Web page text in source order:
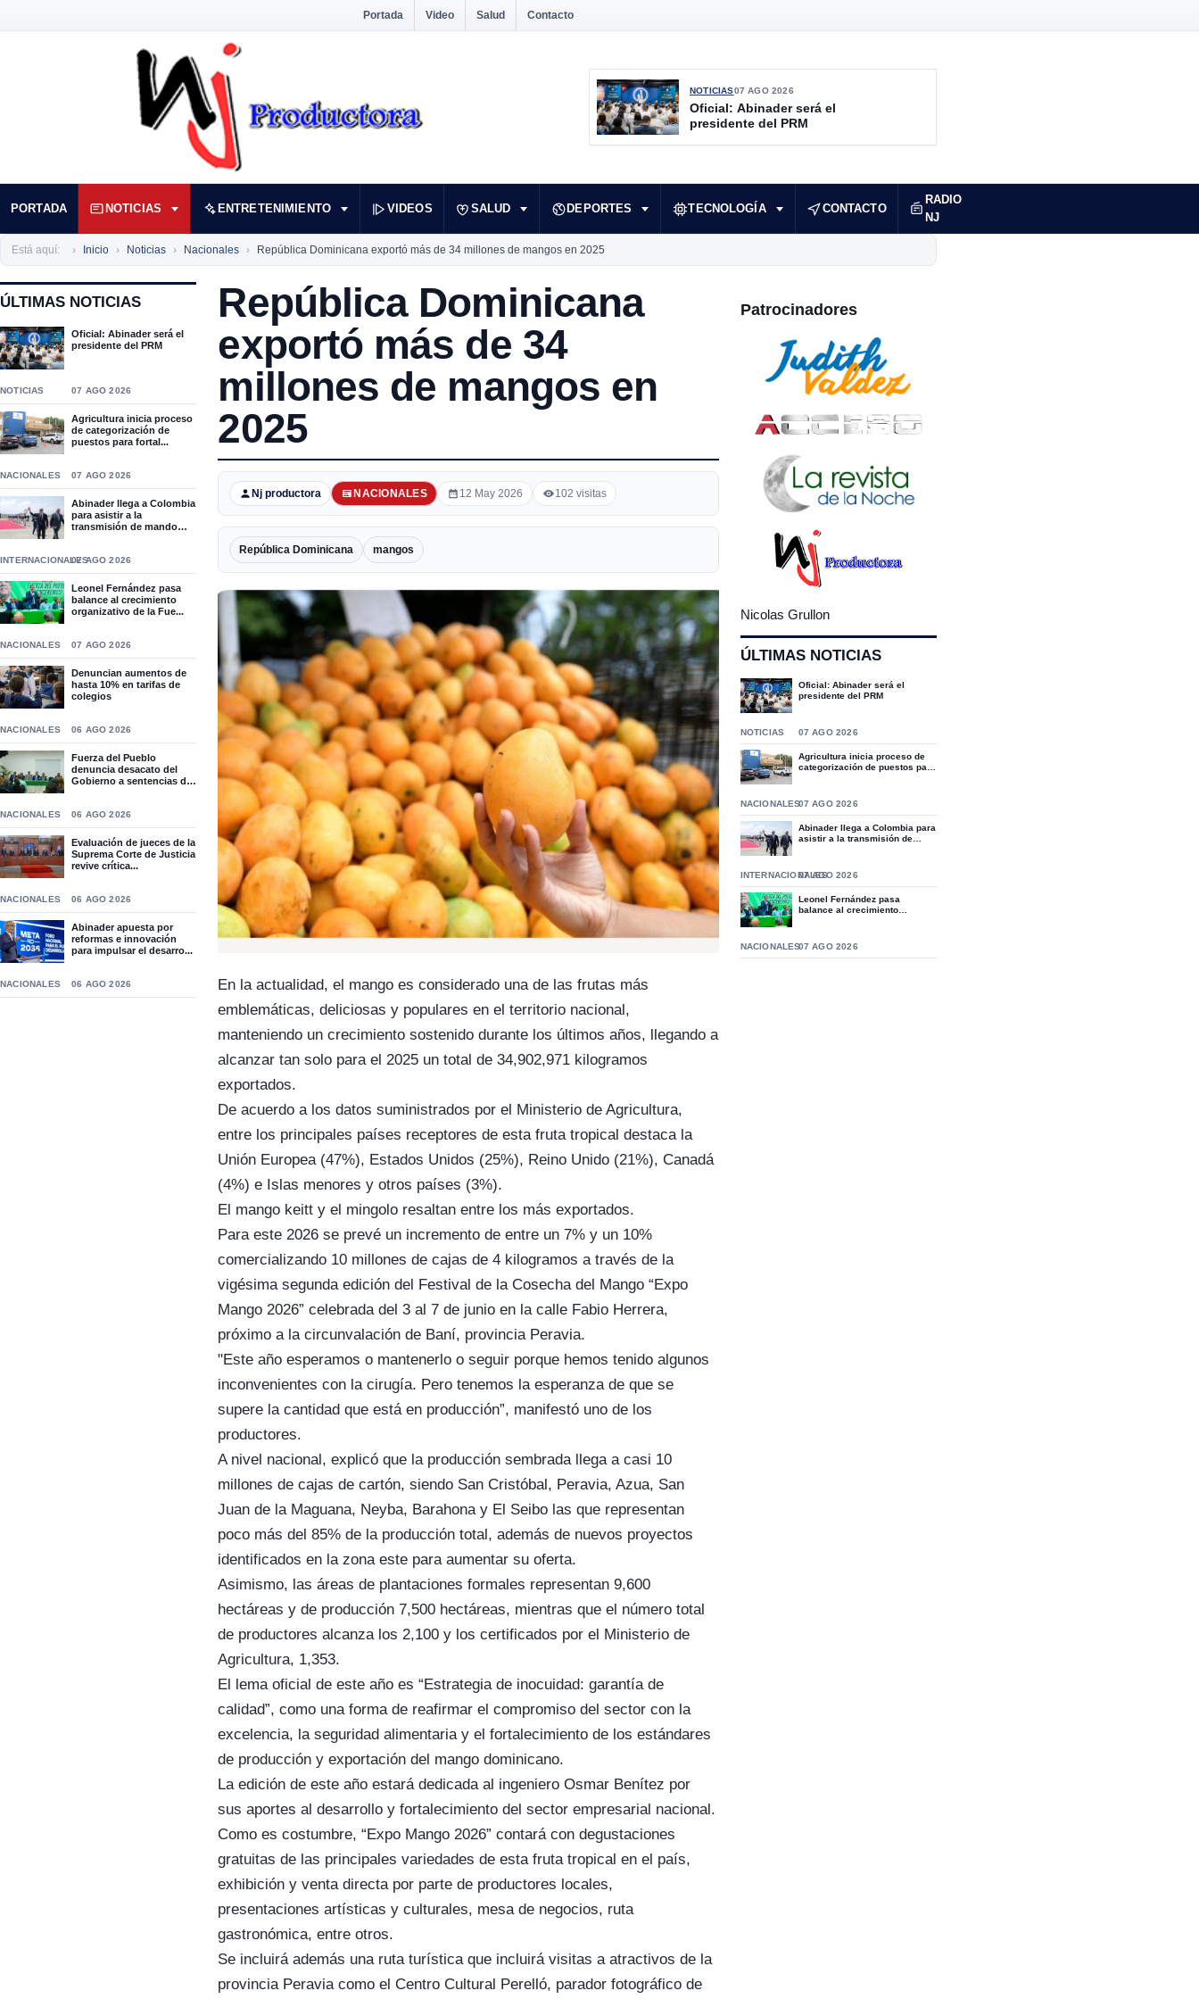
Portada Video Salud Contacto
NOTICIAS07 AGO 2026
Oficial: Abinader será el
presidente del PRM
PORTADA NOTICIAS ENTRETENIMIENTO VIDEOS SALUD DEPORTES TECNOLOGÍA CONTACTO
RADIO
NJ
Está aquí: Inicio Noticias Nacionales República Dominicana exportó más de 34 millones de mangos en 2025
ÚLTIMAS NOTICIAS
Oficial: Abinader será el
presidente del PRM
NOTICIAS 07 AGO 2026
Agricultura inicia proceso
de categorización de
puestos para fortal...
NACIONALES 07 AGO 2026
Abinader llega a Colombia
para asistir a la
transmisión de mando
INTERNACIONALES07 AGO 2026
Leonel Fernández pasa
balance al crecimiento
organizativo de la Fue...
NACIONALES 07 AGO 2026
Denuncian aumentos de
hasta 10% en tarifas de
colegios
NACIONALES 06 AGO 2026
Fuerza del Pueblo
denuncia desacato del
Gobierno a sentencias del
NACIONALES 06 AGO 2026
Evaluación de jueces de la
Suprema Corte de Justicia
revive crítica...
NACIONALES 06 AGO 2026
Abinader apuesta por
reformas e innovación
para impulsar el desarro...
NACIONALES 06 AGO 2026
República Dominicana
exportó más de 34
millones de mangos en
2025
Nj productora NACIONALES 12 May 2026 102 visitas
República Dominicana mangos
En la actualidad, el mango es considerado una de las frutas más
emblemáticas, deliciosas y populares en el territorio nacional,
manteniendo un crecimiento sostenido durante los últimos años, llegando a
alcanzar tan solo para el 2025 un total de 34,902,971 kilogramos
exportados.
De acuerdo a los datos suministrados por el Ministerio de Agricultura,
entre los principales países receptores de esta fruta tropical destaca la
Unión Europea (47%), Estados Unidos (25%), Reino Unido (21%), Canadá
(4%) e Islas menores y otros países (3%).
El mango keitt y el mingolo resaltan entre los más exportados.
Para este 2026 se prevé un incremento de entre un 7% y un 10%
comercializando 10 millones de cajas de 4 kilogramos a través de la
vigésima segunda edición del Festival de la Cosecha del Mango “Expo
Mango 2026” celebrada del 3 al 7 de junio en la calle Fabio Herrera,
próximo a la circunvalación de Baní, provincia Peravia.
"Este año esperamos o mantenerlo o seguir porque hemos tenido algunos
inconvenientes con la cirugía. Pero tenemos la esperanza de que se
supere la cantidad que está en producción”, manifestó uno de los
productores.
A nivel nacional, explicó que la producción sembrada llega a casi 10
millones de cajas de cartón, siendo San Cristóbal, Peravia, Azua, San
Juan de la Maguana, Neyba, Barahona y El Seibo las que representan
poco más del 85% de la producción total, además de nuevos proyectos
identificados en la zona este para aumentar su oferta.
Asimismo, las áreas de plantaciones formales representan 9,600
hectáreas y de producción 7,500 hectáreas, mientras que el número total
de productores alcanza los 2,100 y los certificados por el Ministerio de
Agricultura, 1,353.
El lema oficial de este año es “Estrategia de inocuidad: garantía de
calidad”, como una forma de reafirmar el compromiso del sector con la
excelencia, la seguridad alimentaria y el fortalecimiento de los estándares
de producción y exportación del mango dominicano.
La edición de este año estará dedicada al ingeniero Osmar Benítez por
sus aportes al desarrollo y fortalecimiento del sector empresarial nacional.
Como es costumbre, “Expo Mango 2026” contará con degustaciones
gratuitas de las principales variedades de esta fruta tropical en el país,
exhibición y venta directa por parte de productores locales,
presentaciones artísticas y culturales, mesa de negocios, ruta
gastronómica, entre otros.
Se incluirá además una ruta turística que incluirá visitas a atractivos de la
provincia Peravia como el Centro Cultural Perelló, parador fotográfico de
Patrocinadores
Nicolas Grullon
ÚLTIMAS NOTICIAS
Oficial: Abinader será el
presidente del PRM
NOTICIAS 07 AGO 2026
Agricultura inicia proceso de
categorización de puestos para
NACIONALES07 AGO 2026
Abinader llega a Colombia para
asistir a la transmisión de
INTERNACIONALES07 AGO 2026
Leonel Fernández pasa
balance al crecimiento
NACIONALES07 AGO 2026